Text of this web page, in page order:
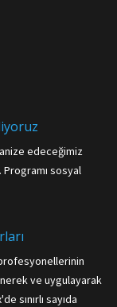
edeceğimiz
sosyal
profesyonellerinin
ve uygulayarak
sınırlı sayıda